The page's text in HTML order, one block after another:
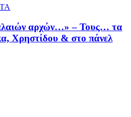
αρχών…» – Τους… τα
Χρηστίδου & στο πάνελ